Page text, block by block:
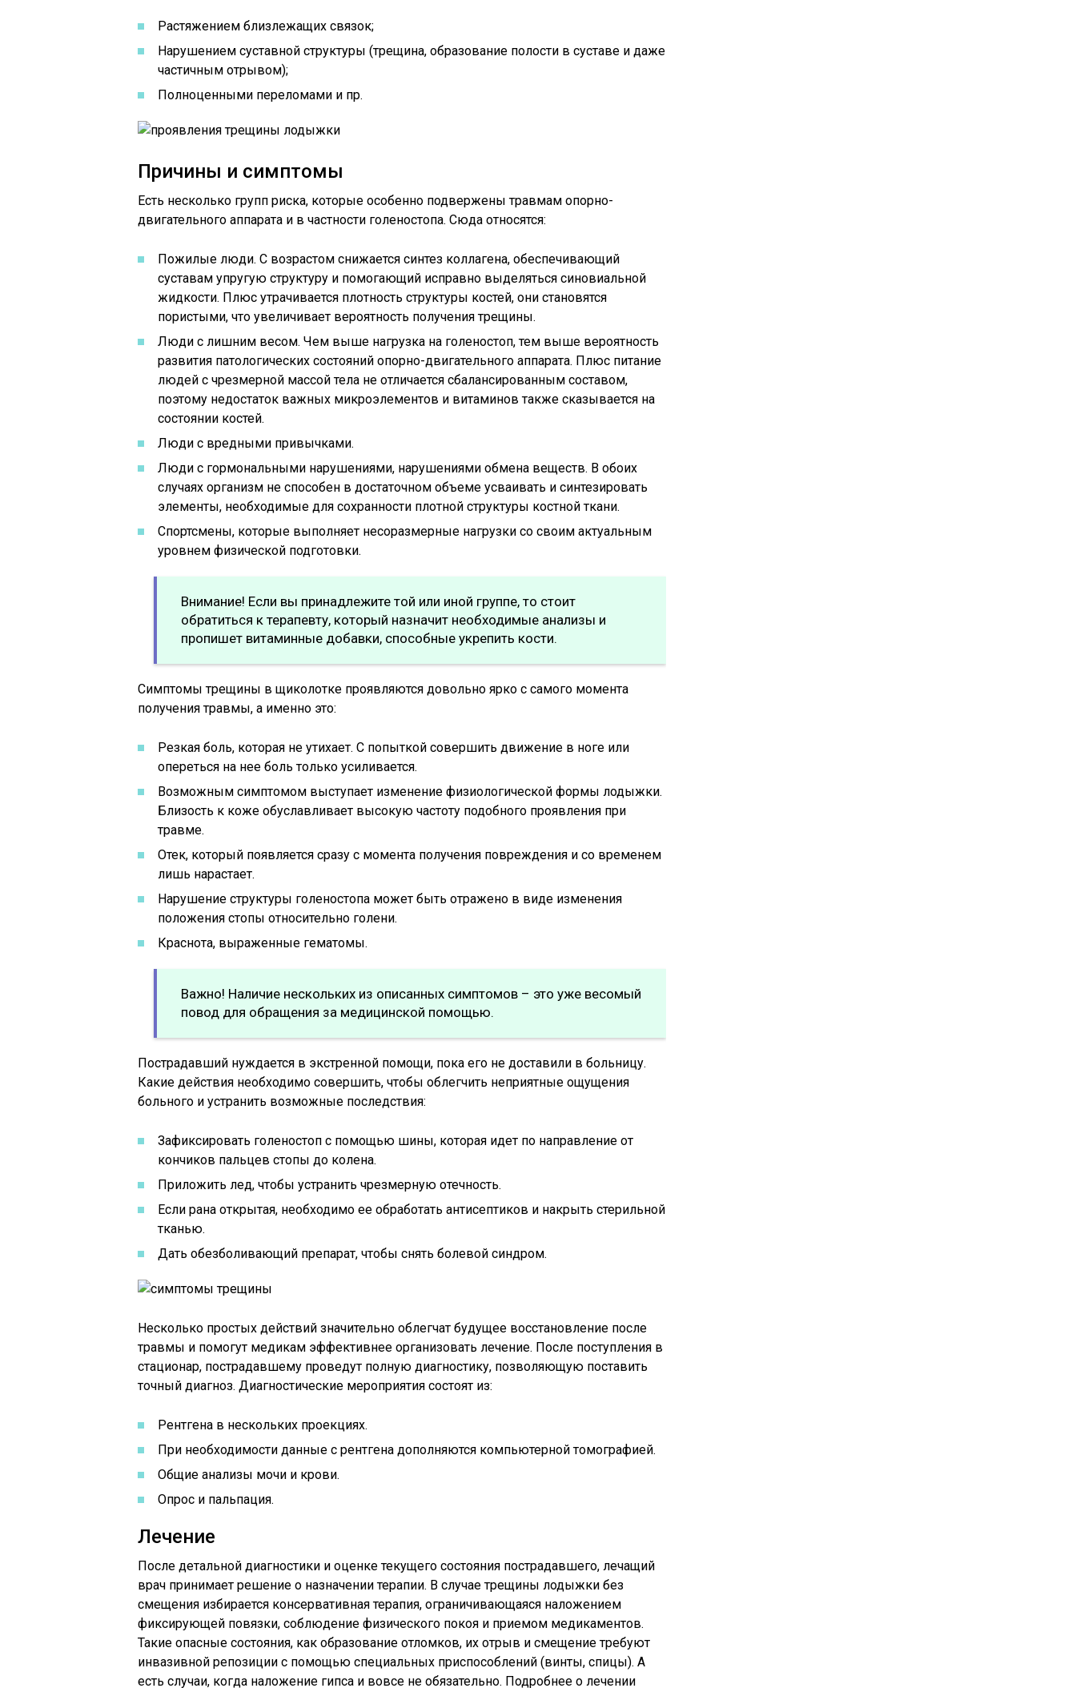
Растяжением близлежащих связок;
Нарушением суставной структуры (трещина, образование полости в суставе и даже
частичным отрывом);
Полноценными переломами и пр.
Причины и симптомы
Есть несколько групп риска, которые особенно подвержены травмам опорно-
двигательного аппарата и в частности голеностопа. Сюда относятся:
Пожилые люди. С возрастом снижается синтез коллагена, обеспечивающий
суставам упругую структуру и помогающий исправно выделяться синовиальной
жидкости. Плюс утрачивается плотность структуры костей, они становятся
пористыми, что увеличивает вероятность получения трещины.
Люди с лишним весом. Чем выше нагрузка на голеностоп, тем выше вероятность
развития патологических состояний опорно-двигательного аппарата. Плюс питание
людей с чрезмерной массой тела не отличается сбалансированным составом,
поэтому недостаток важных микроэлементов и витаминов также сказывается на
состоянии костей.
Люди с вредными привычками.
Люди с гормональными нарушениями, нарушениями обмена веществ. В обоих
случаях организм не способен в достаточном объеме усваивать и синтезировать
элементы, необходимые для сохранности плотной структуры костной ткани.
Спортсмены, которые выполняет несоразмерные нагрузки со своим актуальным
уровнем физической подготовки.
Внимание! Если вы принадлежите той или иной группе, то стоит
обратиться к терапевту, который назначит необходимые анализы и
пропишет витаминные добавки, способные укрепить кости.
Симптомы трещины в щиколотке проявляются довольно ярко с самого момента
получения травмы, а именно это:
Резкая боль, которая не утихает. С попыткой совершить движение в ноге или
опереться на нее боль только усиливается.
Возможным симптомом выступает изменение физиологической формы лодыжки.
Близость к коже обуславливает высокую частоту подобного проявления при
травме.
Отек, который появляется сразу с момента получения повреждения и со временем
лишь нарастает.
Нарушение структуры голеностопа может быть отражено в виде изменения
положения стопы относительно голени.
Краснота, выраженные гематомы.
Важно! Наличие нескольких из описанных симптомов – это уже весомый
повод для обращения за медицинской помощью.
Пострадавший нуждается в экстренной помощи, пока его не доставили в больницу.
Какие действия необходимо совершить, чтобы облегчить неприятные ощущения
больного и устранить возможные последствия:
Зафиксировать голеностоп с помощью шины, которая идет по направление от
кончиков пальцев стопы до колена.
Приложить лед, чтобы устранить чрезмерную отечность.
Если рана открытая, необходимо ее обработать антисептиков и накрыть стерильной
тканью.
Дать обезболивающий препарат, чтобы снять болевой синдром.
Несколько простых действий значительно облегчат будущее восстановление после
травмы и помогут медикам эффективнее организовать лечение. После поступления в
стационар, пострадавшему проведут полную диагностику, позволяющую поставить
точный диагноз. Диагностические мероприятия состоят из:
Рентгена в нескольких проекциях.
При необходимости данные с рентгена дополняются компьютерной томографией.
Общие анализы мочи и крови.
Опрос и пальпация.
Лечение
После детальной диагностики и оценке текущего состояния пострадавшего, лечащий
врач принимает решение о назначении терапии. В случае трещины лодыжки без
смещения избирается консервативная терапия, ограничивающаяся наложением
фиксирующей повязки, соблюдение физического покоя и приемом медикаментов.
Такие опасные состояния, как образование отломков, их отрыв и смещение требуют
инвазивной репозиции с помощью специальных приспособлений (винты, спицы). А
есть случаи, когда наложение гипса и вовсе не обязательно. Подробнее о лечении